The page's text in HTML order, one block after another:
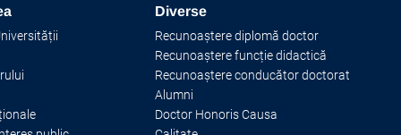
europene-u23 Diverse
Recunoaștere diplomă doctor
Recunoaștere funcție didactică
Recunoaștere conducător doctorat
Alumni
Doctor Honoris Causa